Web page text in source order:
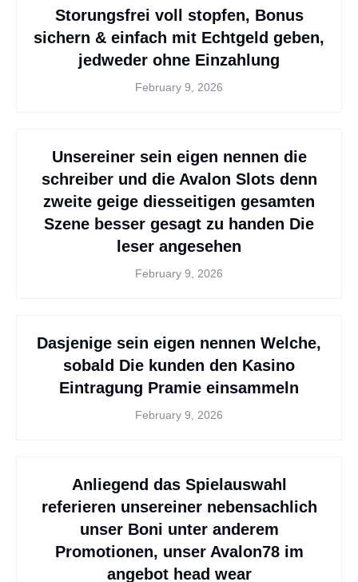
Storungsfrei voll stopfen, Bonus
sichern & einfach mit Echtgeld geben,
jedweder ohne Einzahlung
February 9, 2026
Unsereiner sein eigen nennen die
schreiber und die Avalon Slots denn
zweite geige diesseitigen gesamten
Szene besser gesagt zu handen Die
leser angesehen
February 9, 2026
Dasjenige sein eigen nennen Welche,
sobald Die kunden den Kasino
Eintragung Pramie einsammeln
February 9, 2026
Anliegend das Spielauswahl
referieren unsereiner nebensachlich
unser Boni unter anderem
Promotionen, unser Avalon78 im
angebot head wear